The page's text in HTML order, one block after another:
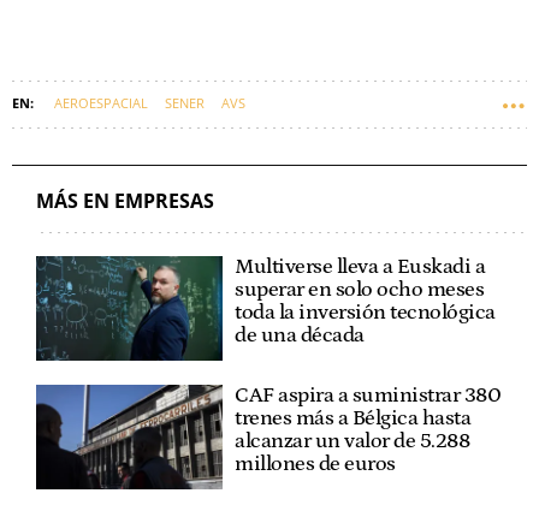
AEROESPACIAL SENER AVS
MÁS EN EMPRESAS
Multiverse lleva a Euskadi a
superar en solo ocho meses
toda la inversión tecnológica
de una década
CAF aspira a suministrar 380
trenes más a Bélgica hasta
alcanzar un valor de 5.288
millones de euros